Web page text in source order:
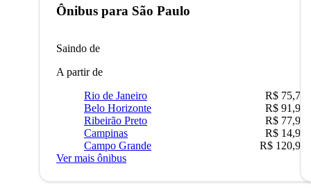
Ônibus para São Paulo
Saindo de
A partir de
Rio de Janeiro
R$ 75,77
Belo Horizonte
R$ 91,90
Ribeirão Preto
R$ 77,90
Campinas
R$ 14,90
Campo Grande
R$ 120,90
Ver mais ônibus